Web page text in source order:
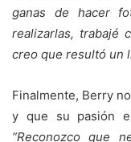
ganas de hacer
realizarlas, trabajé
creo que resultó un
Finalmente, Berry
y que su pasión
“Reconozco que